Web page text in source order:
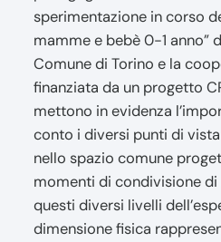
sperimentazione in corso
mamme e bebè 0-1 anno”
Comune di Torino e la
finanziata da un progetto
mettono in evidenza
conto i diversi punti di
nello spazio comune
momenti di condivisione di
questi diversi livelli
dimensione fisica